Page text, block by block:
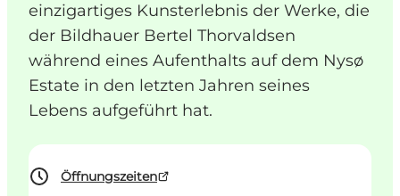
einzigartiges Kunsterlebnis der Werke, die
der Bildhauer Bertel Thorvaldsen
während eines Aufenthalts auf dem Nysø
Estate in den letzten Jahren seines
Lebens aufgeführt hat.
Öffnungszeiten